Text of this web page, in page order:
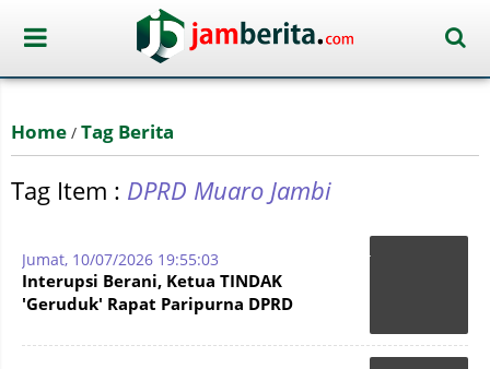
Home / Tag Berita
Tag Item : DPRD Muaro Jambi
Jumat, 10/07/2026 19:55:03
Interupsi Berani, Ketua TINDAK
'Geruduk' Rapat Paripurna DPRD